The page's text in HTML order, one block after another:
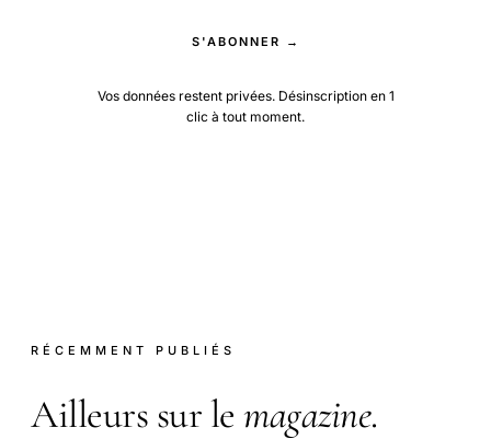
S'ABONNER →
Vos données restent privées. Désinscription en 1
clic à tout moment.
RÉCEMMENT PUBLIÉS
Ailleurs sur le magazine.